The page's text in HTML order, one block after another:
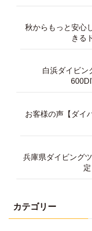
秋からもっと安心
きる
白浜ダイビン
お客様の声【ダイ
兵庫県ダイビング
カテゴリー